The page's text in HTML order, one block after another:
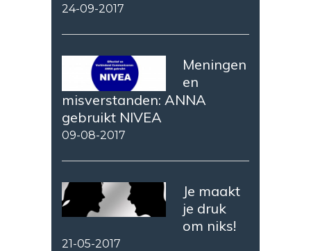
24-09-2017
Meningen
en
misverstanden: ANNA
gebruikt NIVEA
09-08-2017
Je maakt
je druk
om niks!
21-05-2017